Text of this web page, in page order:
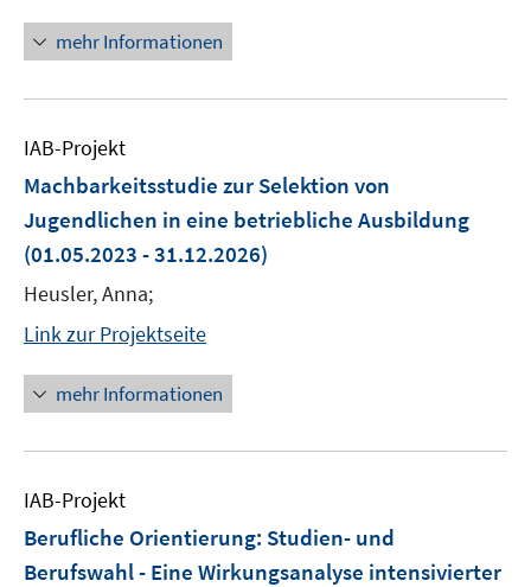
mehr Informationen
IAB-Projekt
Machbarkeitsstudie zur Selektion von
Jugendlichen in eine betriebliche Ausbildung
(01.05.2023 - 31.12.2026)
Heusler, Anna;
Link zur Projektseite
mehr Informationen
IAB-Projekt
Berufliche Orientierung: Studien- und
Berufswahl - Eine Wirkungsanalyse intensivierter